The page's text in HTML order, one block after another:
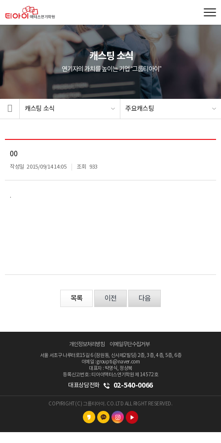
캐스팅 소식
연기자의 가치를 높이는 기업 “그룹티아이”
캐스팅 소식 주요캐스팅
00
작성일 2015/09/14 14:05 조회 933
.
목록 이전 다음
개인정보처리방침 이메일무단수집거부
서울 서초구 나루터로15길 6 (잠원동, 신사제2빌딩) 2층, 3층, 4층, 5층, 6층
이메일 : groupti@naver.com
대표자 : 박영식, 정상복
등록신고번호 : 티아이액터스연기학원 제 14572호
대표상담전화 02-540-0066
COPYRIGHT(C) 그룹티아이. CO.LTD ALL RIGHT RESERVED.